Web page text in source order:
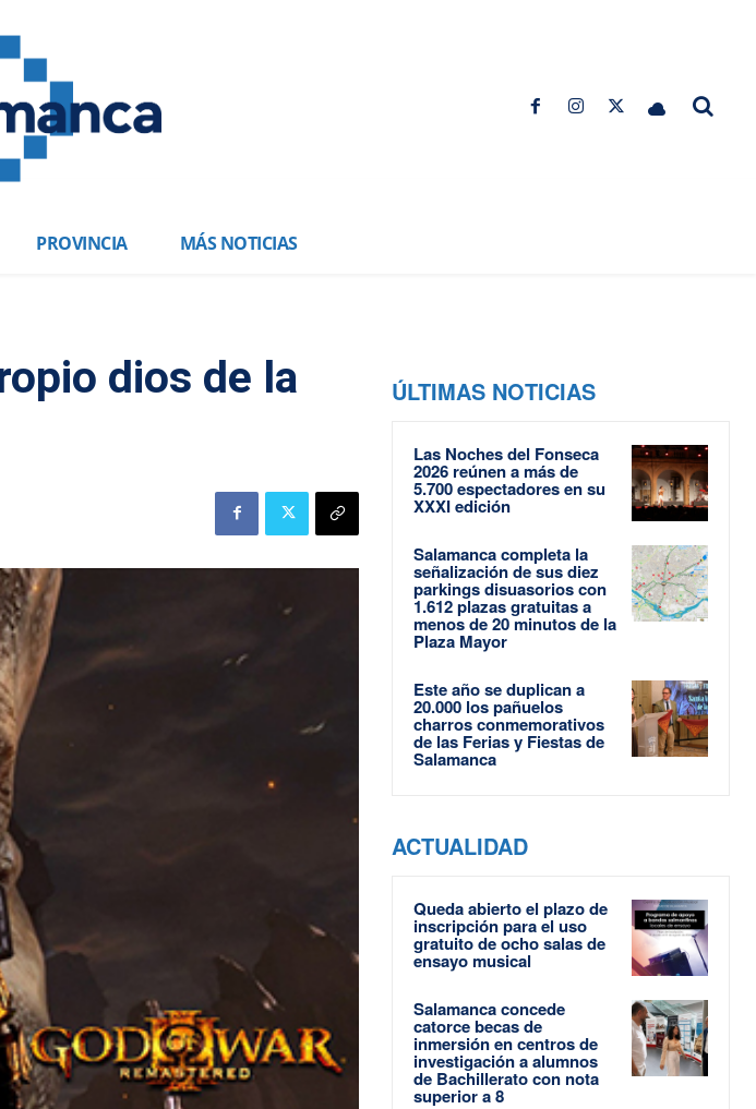
PROVINCIA MÁS NOTICIAS
dios de la
ÚLTIMAS NOTICIAS
Las Noches del Fonseca
2026 reúnen a más de
5.700 espectadores en su
XXXI edición
Salamanca completa la
señalización de sus diez
parkings disuasorios con
1.612 plazas gratuitas a
menos de 20 minutos de la
Plaza Mayor
Este año se duplican a
20.000 los pañuelos
charros conmemorativos
de las Ferias y Fiestas de
Salamanca
ACTUALIDAD
Queda abierto el plazo de
inscripción para el uso
gratuito de ocho salas de
ensayo musical
Salamanca concede
catorce becas de
inmersión en centros de
investigación a alumnos
de Bachillerato con nota
superior a 8